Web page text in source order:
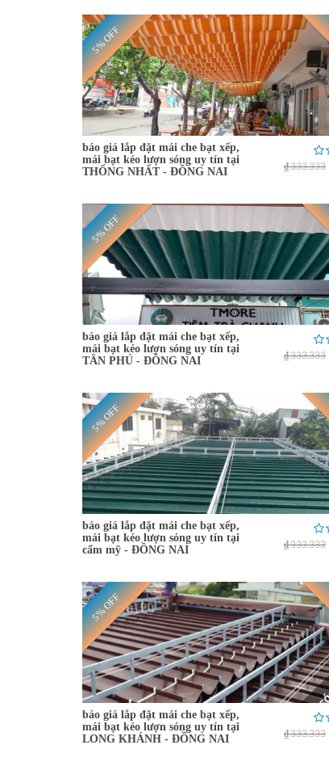
5% OFF
báo giá lắp đặt mái che bạt xếp,
mái bạt kéo lượn sóng uy tín tại
THỐNG NHẤT - ĐỒNG NAI
₫ 333.333
5% OFF
báo giá lắp đặt mái che bạt xếp,
mái bạt kéo lượn sóng uy tín tại
TÂN PHÚ - ĐỒNG NAI
₫ 333.333
5% OFF
báo giá lắp đặt mái che bạt xếp,
mái bạt kéo lượn sóng uy tín tại
cẩm mỹ - ĐỒNG NAI
₫ 333.333
5% OFF
báo giá lắp đặt mái che bạt xếp,
mái bạt kéo lượn sóng uy tín tại
LONG KHÁNH - ĐỒNG NAI
₫ 333.333